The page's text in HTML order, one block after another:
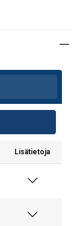
Lisätietoja